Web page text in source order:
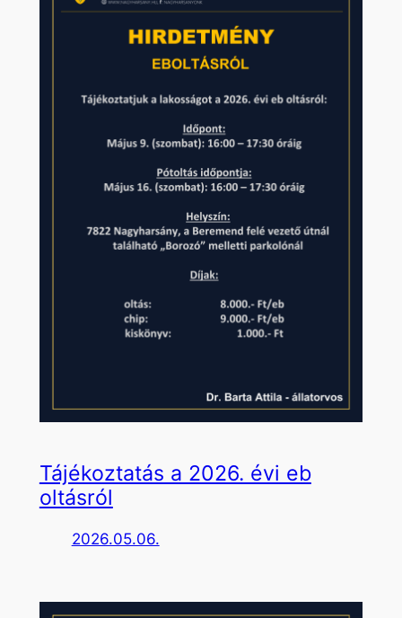
Tájékoztatás a 2026. évi eb
oltásról
2026.05.06.